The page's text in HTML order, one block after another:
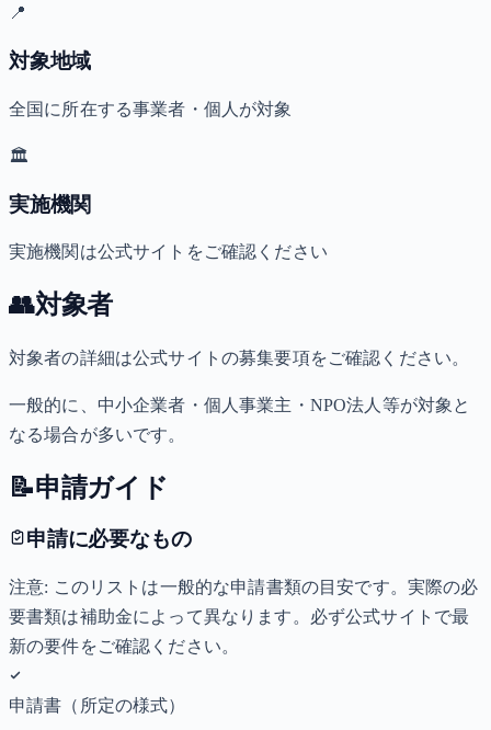
📍
対象地域
全国に所在する事業者・個人が対象
🏛️
実施機関
実施機関は公式サイトをご確認ください
👥対象者
対象者の詳細は公式サイトの募集要項をご確認ください。
一般的に、中小企業者・個人事業主・NPO法人等が対象と
なる場合が多いです。
📝申請ガイド
申請に必要なもの
注意: このリストは一般的な申請書類の目安です。実際の必
要書類は補助金によって異なります。必ず公式サイトで最
新の要件をご確認ください。
申請書（所定の様式）